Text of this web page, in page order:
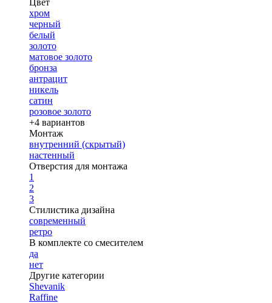
Цвет
хром
черный
белый
золото
матовое золото
бронза
антрацит
никель
сатин
розовое золото
+4 вариантов
Монтаж
внутренний (скрытый)
настенный
Отверстия для монтажа
1
2
3
Стилистика дизайна
современный
ретро
В комплекте со смесителем
да
нет
Другие категории
Shevanik
Raffine